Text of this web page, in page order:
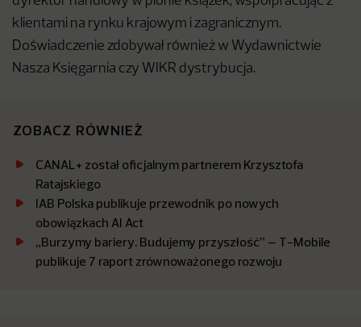
klientami na rynku krajowym i zagranicznym.
Doświadczenie zdobywał również w Wydawnictwie
Nasza Księgarnia czy WIKR dystrybucja.
ZOBACZ RÓWNIEŻ
CANAL+ został oficjalnym partnerem Krzysztofa
Ratajskiego
IAB Polska publikuje przewodnik po nowych
obowiązkach AI Act
„Burzymy bariery. Budujemy przyszłość” – T-Mobile
publikuje 7 raport zrównoważonego rozwoju